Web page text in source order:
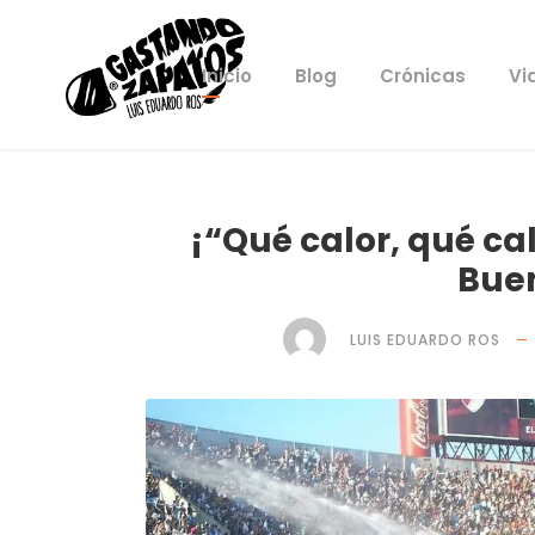
Inicio Blog Crónicas
¡“Qué calor, qué
LUIS EDUARDO ROS